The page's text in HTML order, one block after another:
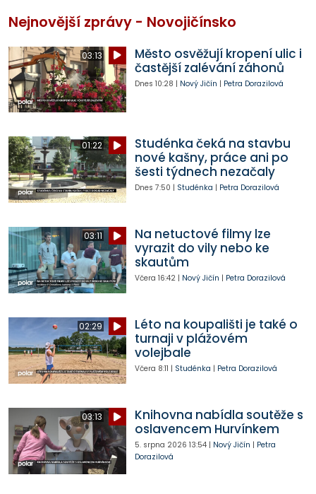
Nejnovější zprávy - Novojičínsko
03:13
Město osvěžují kropení ulic i
častější zalévání záhonů
Dnes 10:28 | Nový Jičín | Petra Dorazilová
01:22
Studénka čeká na stavbu
nové kašny, práce ani po
šesti týdnech nezačaly
Dnes 7:50 | Studénka | Petra Dorazilová
03:11
Na netuctové filmy lze
vyrazit do vily nebo ke
skautům
Včera 16:42| Nový Jičín | Petra Dorazilová
02:29
Léto na koupališti je také o
turnaji v plážovém
volejbale
Včera 8:11 | Studénka | Petra Dorazilová
03:13
Knihovna nabídla soutěže s
oslavencem Hurvínkem
5. srpna 2026 13:54| Nový Jičín | Petra
Dorazilová